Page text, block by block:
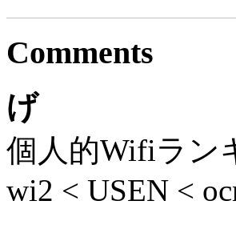
Comments
げ
個人的Wifiラン
wi2 < USEN <